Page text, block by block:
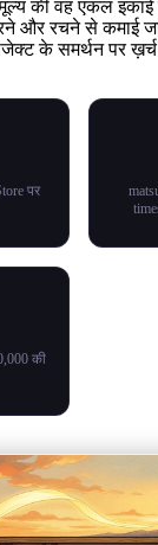
की वह एकल इकाई
और रचने से कमाई
के समर्थन पर ख़र्च
पर
की